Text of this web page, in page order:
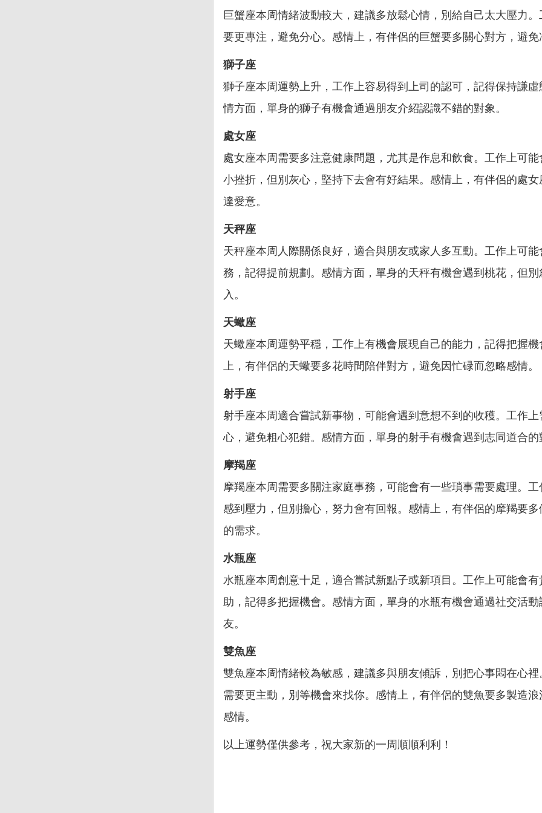
巨蟹座本周情緒波動較大，建議多放鬆心情，別給自己太大壓力
要更專注，避免分心。感情上，有伴侶的巨蟹要多關心對方，避免
獅子座
獅子座本周運勢上升，工作上容易得到上司的認可，記得保持謙虛
情方面，單身的獅子有機會通過朋友介紹認識不錯的對象。
處女座
處女座本周需要多注意健康問題，尤其是作息和飲食。工作上可能
小挫折，但別灰心，堅持下去會有好結果。感情上，有伴侶的處女
達愛意。
天秤座
天秤座本周人際關係良好，適合與朋友或家人多互動。工作上可能
務，記得提前規劃。感情方面，單身的天秤有機會遇到桃花，但別
入。
天蠍座
天蠍座本周運勢平穩，工作上有機會展現自己的能力，記得把握機
上，有伴侶的天蠍要多花時間陪伴對方，避免因忙碌而忽略感情。
射手座
射手座本周適合嘗試新事物，可能會遇到意想不到的收穫。工作上
心，避免粗心犯錯。感情方面，單身的射手有機會遇到志同道合的
摩羯座
摩羯座本周需要多關注家庭事務，可能會有一些瑣事需要處理。工
感到壓力，但別擔心，努力會有回報。感情上，有伴侶的摩羯要多
的需求。
水瓶座
水瓶座本周創意十足，適合嘗試新點子或新項目。工作上可能會有
助，記得多把握機會。感情方面，單身的水瓶有機會通過社交活動
友。
雙魚座
雙魚座本周情緒較為敏感，建議多與朋友傾訴，別把心事悶在心裡
需要更主動，別等機會來找你。感情上，有伴侶的雙魚要多製造浪
感情。
以上運勢僅供參考，祝大家新的一周順順利利！